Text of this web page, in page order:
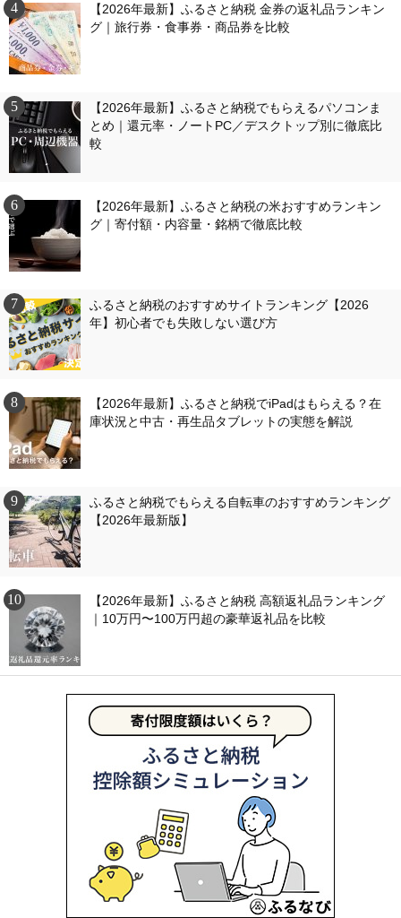
【2026年最新】ふるさと納税 金券の返礼品ランキン
グ｜旅行券・食事券・商品券を比較
【2026年最新】ふるさと納税でもらえるパソコンま
とめ｜還元率・ノートPC／デスクトップ別に徹底比
較
【2026年最新】ふるさと納税の米おすすめランキン
グ｜寄付額・内容量・銘柄で徹底比較
ふるさと納税のおすすめサイトランキング【2026
年】初心者でも失敗しない選び方
【2026年最新】ふるさと納税でiPadはもらえる？在
庫状況と中古・再生品タブレットの実態を解説
ふるさと納税でもらえる自転車のおすすめランキング
【2026年最新版】
【2026年最新】ふるさと納税 高額返礼品ランキング
｜10万円〜100万円超の豪華返礼品を比較